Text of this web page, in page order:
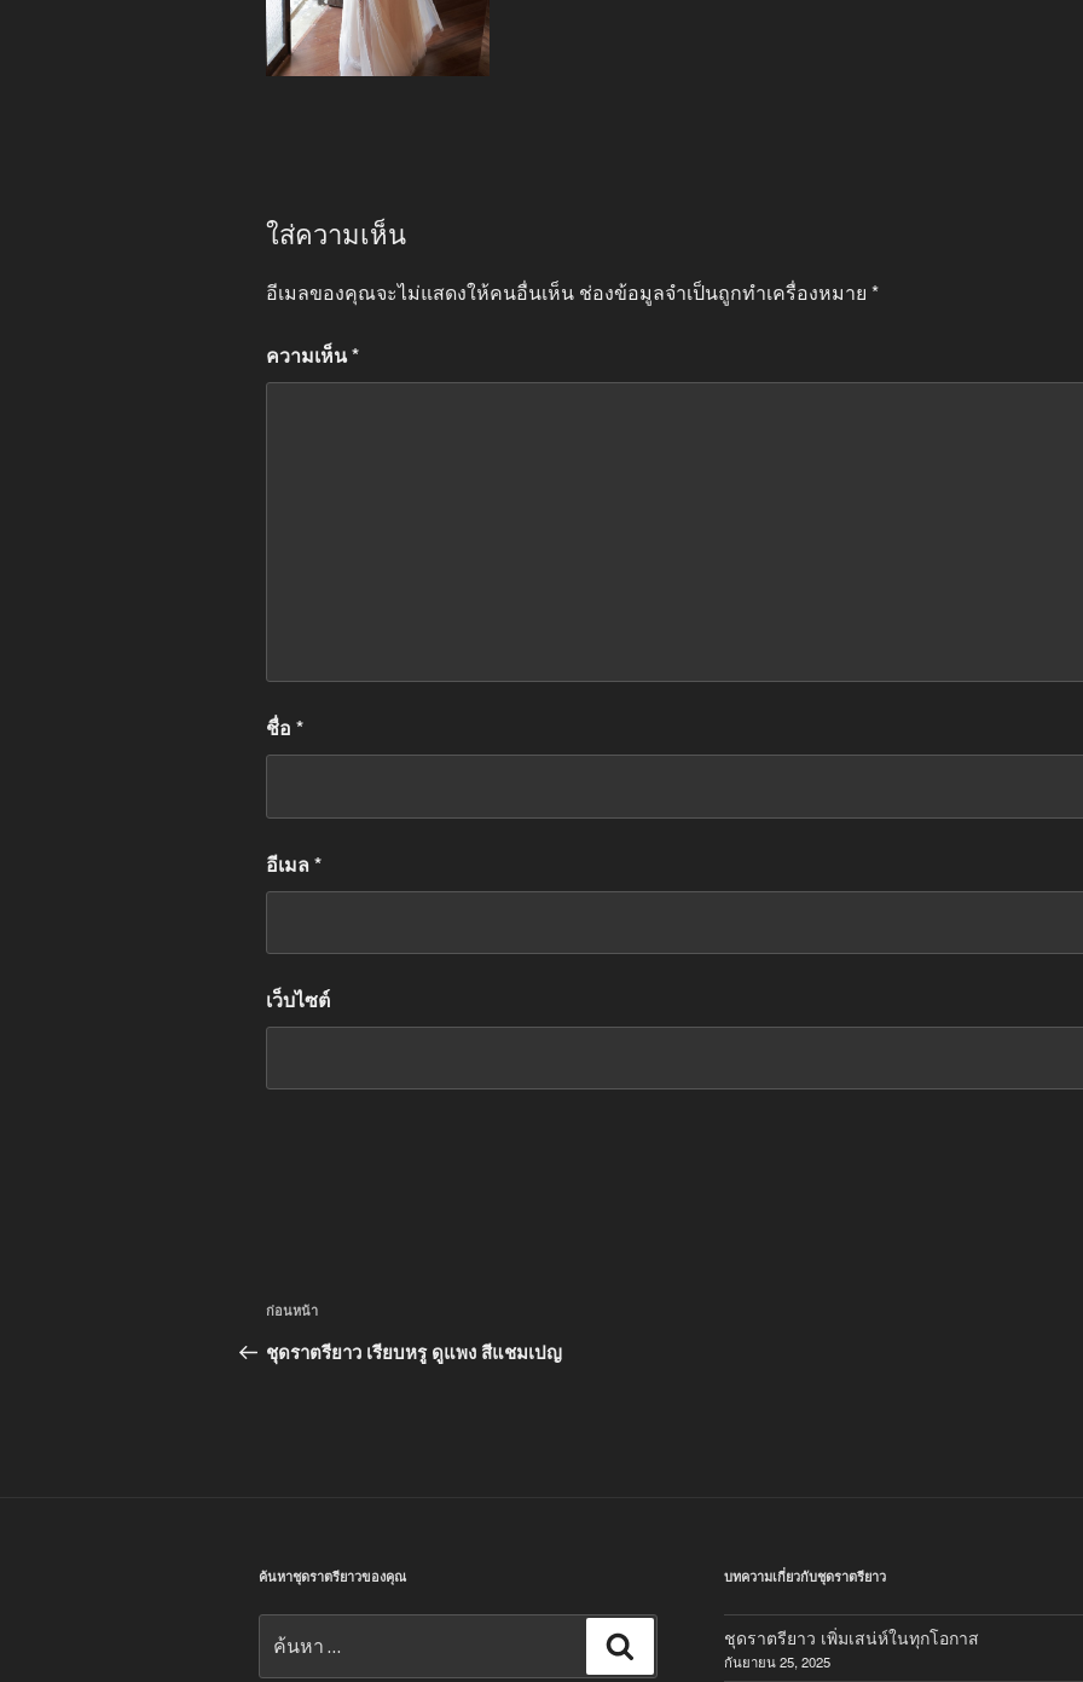
ใส่ความเห็น
อีเมลของคุณจะไม่แสดงให้คนอื่นเห็น ช่องข้อมูลจำเป็นถูกทำเครื่องหมาย *
ความเห็น*
ชื่อ *
อีเมล*
เว็บไซต์
แนะแนว
เรื่อง
เรื่อง
ก่อน
ก่อนหน้า
ชุดราตรียาว เรียบหรู ดูแพง สีแชมเปญ
ค้นหาชุดราตรียาวของคุณ บทความเกี่ยวกับชุดราตรียาว
ชุดราตรียาว เพิ่มเสน่ห์ในทุกโอกาส
กันยายน 25, 2025